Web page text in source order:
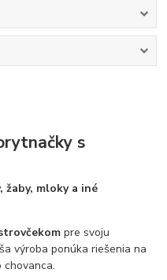
s
žaby, mloky a iné
pre svoju
výroba ponúka riešenia na